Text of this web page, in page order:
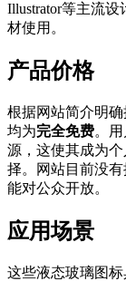
Illustrator等主流
材使用。
产品价格
根据网站简介明
均为完全免费。
源，这使其成为
择。网站目前没
能对公众开放。
应用场景
这些液态玻璃图